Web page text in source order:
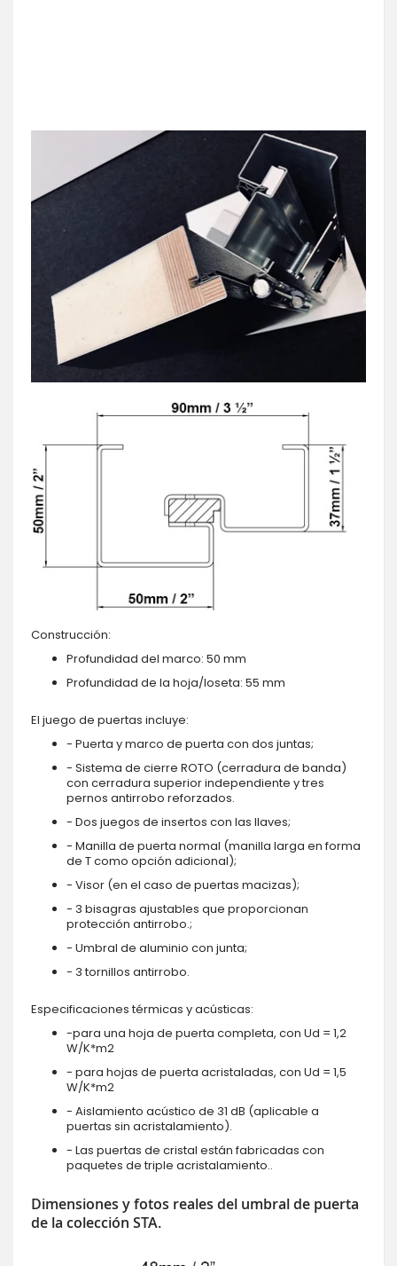
Construcción:
Profundidad del marco: 50 mm
Profundidad de la hoja/loseta: 55 mm
El juego de puertas incluye:
- Puerta y marco de puerta con dos juntas;
- Sistema de cierre ROTO (cerradura de banda)
con cerradura superior independiente y tres
pernos antirrobo reforzados.
- Dos juegos de insertos con las llaves;
- Manilla de puerta normal (manilla larga en forma
de T como opción adicional);
- Visor (en el caso de puertas macizas);
- 3 bisagras ajustables que proporcionan
protección antirrobo.;
- Umbral de aluminio con junta;
- 3 tornillos antirrobo.
Especificaciones térmicas y acústicas:
-para una hoja de puerta completa, con Ud = 1,2
W/K*m2
- para hojas de puerta acristaladas, con Ud = 1,5
W/K*m2
- Aislamiento acústico de 31 dB (aplicable a
puertas sin acristalamiento).
- Las puertas de cristal están fabricadas con
paquetes de triple acristalamiento..
Dimensiones y fotos reales del umbral de puerta
de la colección STA.